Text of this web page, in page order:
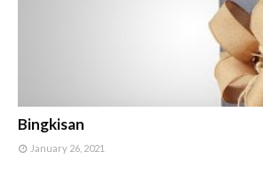
Bingkisan
January 26, 2021